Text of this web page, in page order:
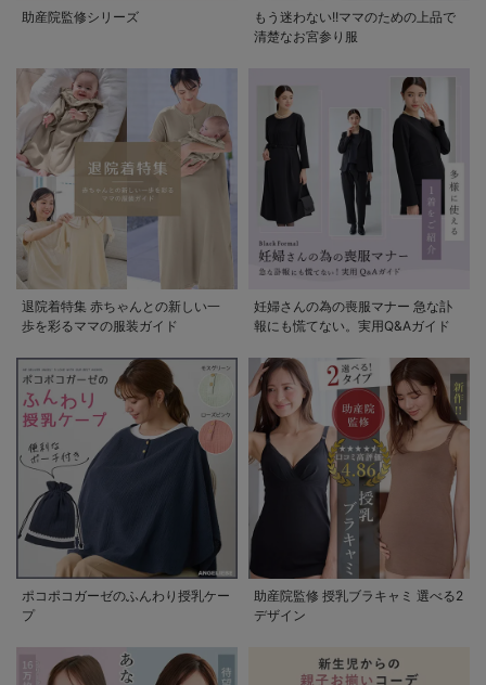
助産院監修シリーズ
もう迷わない!!ママのための上品で
清楚なお宮参り服
退院着特集 赤ちゃんとの新しい一
歩を彩るママの服装ガイド
妊婦さんの為の喪服マナー 急な訃
報にも慌てない。実用Q&Aガイド
ポコポコガーゼのふんわり授乳ケー
プ
助産院監修 授乳ブラキャミ 選べる2
デザイン